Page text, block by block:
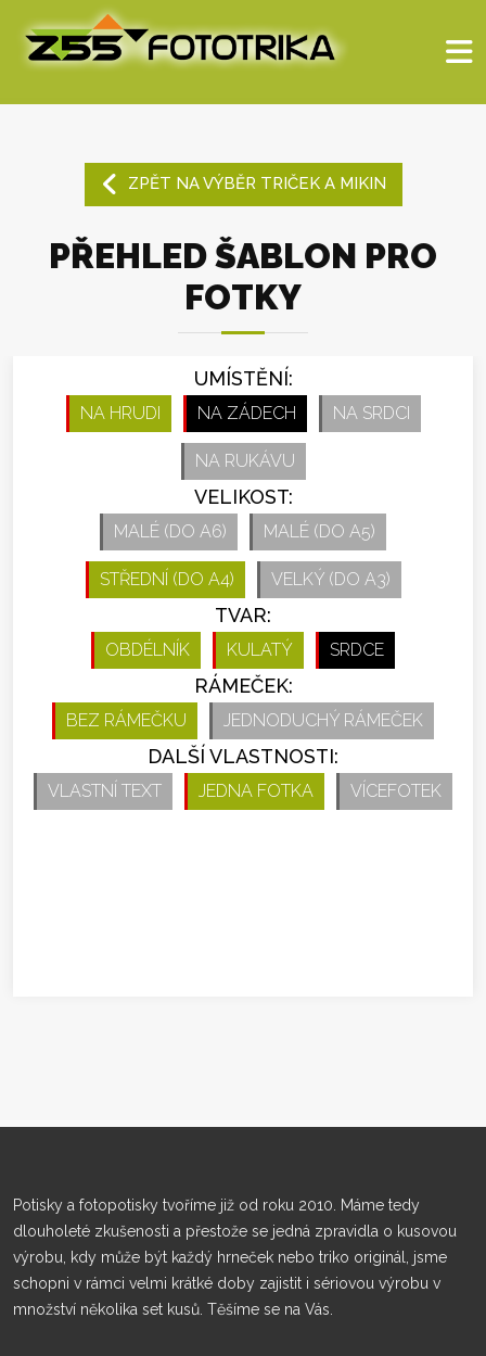
ZPĚT NA VÝBĚR TRIČEK A MIKIN
PŘEHLED ŠABLON PRO
FOTKY
UMÍSTĚNÍ:
NA HRUDI NA ZÁDECH NA SRDCI
NA RUKÁVU
VELIKOST:
MALÉ (DO A6) MALÉ (DO A5)
STŘEDNÍ (DO A4) VELKÝ (DO A3)
TVAR:
OBDÉLNÍK KULATÝ SRDCE
RÁMEČEK:
BEZ RÁMEČKU JEDNODUCHÝ RÁMEČEK
DALŠÍ VLASTNOSTI:
VLASTNÍ TEXT JEDNA FOTKA VÍCEFOTEK
Potisky a fotopotisky tvoříme již od roku 2010. Máme tedy
dlouholeté zkušenosti a přestože se jedná zpravidla o kusovou
výrobu, kdy může být každý hrneček nebo triko originál, jsme
schopni v rámci velmi krátké doby zajistit i sériovou výrobu v
množství několika set kusů. Těšíme se na Vás.